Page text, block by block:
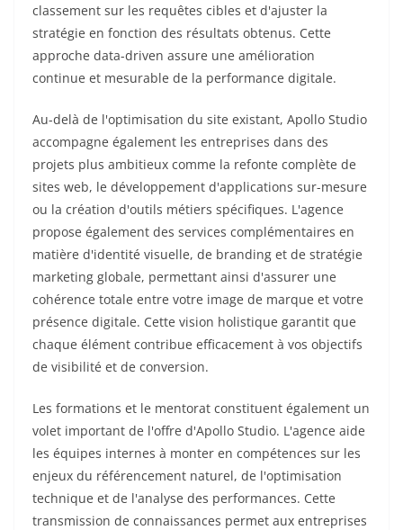
classement sur les requêtes cibles et d'ajuster la
stratégie en fonction des résultats obtenus. Cette
approche data-driven assure une amélioration
continue et mesurable de la performance digitale.
Au-delà de l'optimisation du site existant, Apollo Studio
accompagne également les entreprises dans des
projets plus ambitieux comme la refonte complète de
sites web, le développement d'applications sur-mesure
ou la création d'outils métiers spécifiques. L'agence
propose également des services complémentaires en
matière d'identité visuelle, de branding et de stratégie
marketing globale, permettant ainsi d'assurer une
cohérence totale entre votre image de marque et votre
présence digitale. Cette vision holistique garantit que
chaque élément contribue efficacement à vos objectifs
de visibilité et de conversion.
Les formations et le mentorat constituent également un
volet important de l'offre d'Apollo Studio. L'agence aide
les équipes internes à monter en compétences sur les
enjeux du référencement naturel, de l'optimisation
technique et de l'analyse des performances. Cette
transmission de connaissances permet aux entreprises